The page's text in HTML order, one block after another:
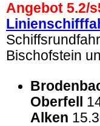
Angebot 5.2/
Bischofstein
Oberfell
Alken